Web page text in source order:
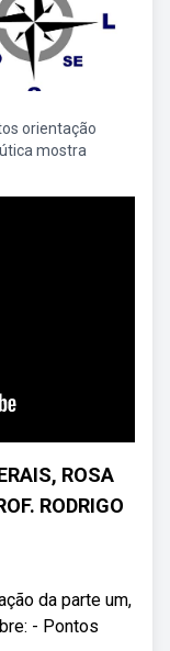
orientação
mostra
ROSA
RODRIGO
da parte um,
- Pontos